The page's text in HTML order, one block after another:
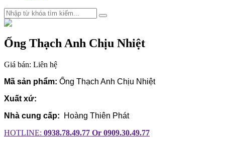
Ống Thạch Anh Chịu Nhiệt
Giá bán: Liên hệ
Mã sản phẩm: Ống Thạch Anh Chịu Nhiệt
Xuất xứ:
Nhà cung cấp: Hoàng Thiên Phát
HOTLINE: 0938.78.49.77 Or 0909.30.49.77